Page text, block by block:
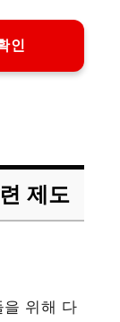
인
제도
을 위해 다